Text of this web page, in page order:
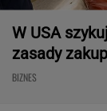
W USA
zasady
BIZNES